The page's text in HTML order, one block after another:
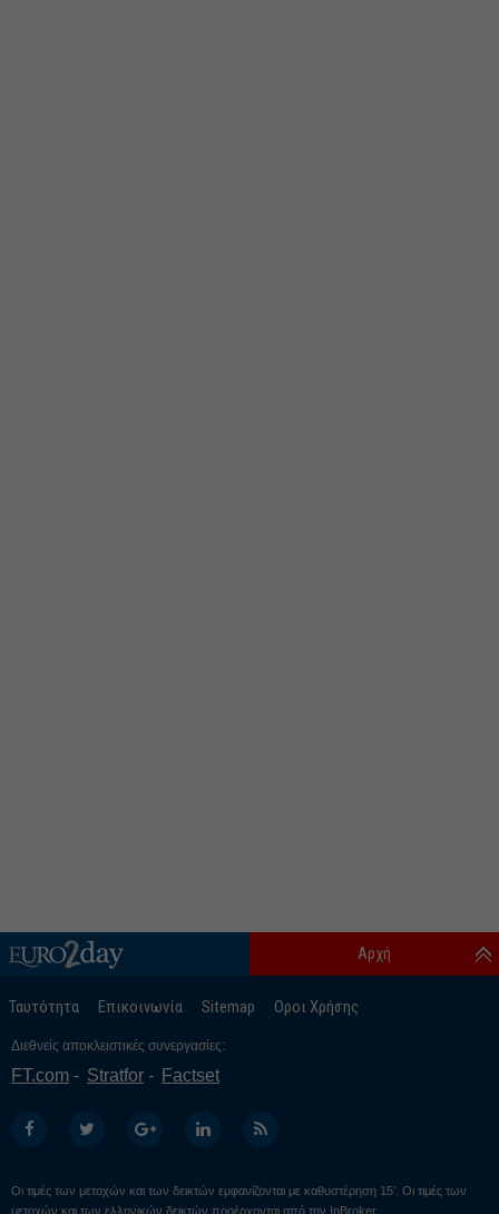
Ταυτότητα Επικοινωνία Sitemap Οροι Χρήσης
Αρχή
Διεθνείς αποκλειστικές συνεργασίες:
FT.com Stratfor Factset
Οι τιμές των μετοχών και των δεικτών εμφανίζονται με καθυστέρηση 15’. Οι τιμές των
μετοχών και των ελληνικών δεικτών προέρχονται από την InBroker